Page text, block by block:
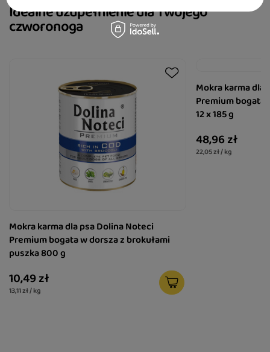
Idealne uzupełnienie dla Twojego
czworonoga
Mokra karma dla psa Dolina Noteci
Premium bogata w dorsza z brokułami
puszka 800 g
10,49 zł
13,11 zł / kg
Mokra karma dla
Premium bogata
12 x 185 g
48,96 zł
22,05 zł / kg